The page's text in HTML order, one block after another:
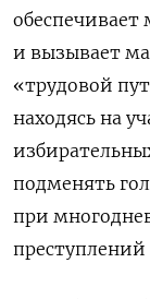
обеспечивает
и вызывает
«трудовой
находясь на
подменять
при